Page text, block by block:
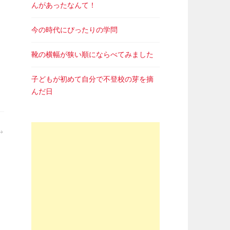
んがあったなんて！
今の時代にぴったりの学問
靴の横幅が狭い順にならべてみました
子どもが初めて自分で不登校の芽を摘
んだ日